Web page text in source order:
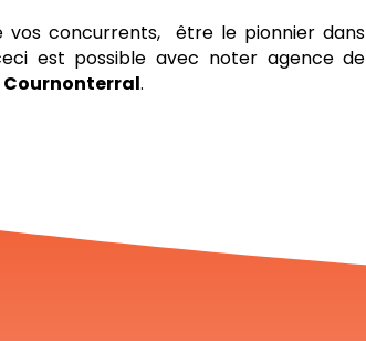
vos concurrents, être le pionnier dans
est possible avec noter agence de
Cournonterral.